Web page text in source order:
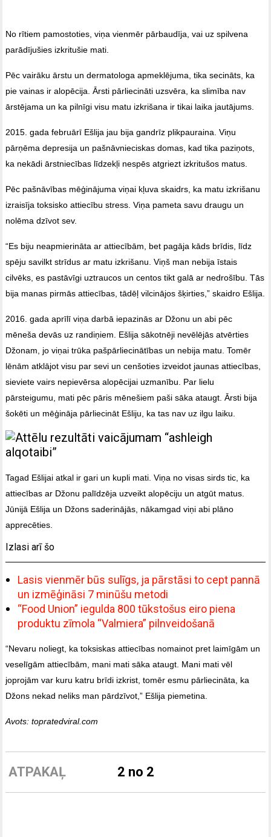
No rītiem pamostoties, viņa vienmēr pārbaudīja, vai uz spilvena
parādījušies izkritušie mati.
Pēc vairāku ārstu un dermatologa apmeklējuma, tika secināts, ka
pie vainas ir alopēcija. Ārsti pārliecināti uzsvēra, ka slimība nav
ārstējama un ka pilnīgi visu matu izkrišana ir tikai laika jautājums.
2015. gada februārī Ešlija jau bija gandrīz plikpauraina. Viņu
pārņēma depresija un pašnāvnieciskas domas, kad tika paziņots,
ka nekādi ārstniecības līdzekļi nespēs atgriezt izkritušos matus.
Pēc pašnāvības mēģinājuma viņai kļuva skaidrs, ka matu izkrišanu
izraisīja toksisko attiecību stress. Viņa pameta savu draugu un
nolēma dzīvot sev.
“Es biju neapmierināta ar attiecībām, bet pagāja kāds brīdis, līdz
spēju savilkt strīdus ar matu izkrišanu. Viņš man nebija īstais
cilvēks, es pastāvīgi uztraucos un centos tikt galā ar nedrošību. Tās
bija manas pirmās attiecības, tādēļ vilcinājos šķirties,” skaidro Ešlija.
2016. gada aprīlī viņa darbā iepazinās ar Džonu un abi pēc
mēneša devās uz randiņiem. Ešlija sākotnēji nevēlējās atvērties
Džonam, jo viņai trūka pašpārliecinātības un nebija matu. Tomēr
lēnām atklājot visu par sevi un cenšoties izveidot jaunas attiecības,
sieviete vairs nepievērsa alopēcijai uzmanību. Par lielu
pārsteigumu, mati pēc pāris mēnešiem paši sāka ataugt. Ārsti bija
šokēti un mēģināja pārliecināt Ešliju, ka tas nav uz ilgu laiku.
Tagad Ešlijai atkal ir gari un kupli mati. Viņa no visas sirds tic, ka
attiecības ar Džonu palīdzēja uzveikt alopēciju un atgūt matus.
Jūnijā Ešlija un Džons saderinājās, nākamgad viņi abi plāno
apprecēties.
Izlasi arī šo
Lasis vienmēr būs sulīgs, ja pārstāsi to cept pannā
un izmēģināsi 7 minūšu metodi
“Food Union” iegulda 800 tūkstošus eiro piena
produktu zīmola “Valmiera” pilnveidošanā
“Nevaru noliegt, ka toksiskas attiecības nomainot pret laimīgām un
veselīgām attiecībām, mani mati sāka ataugt. Mani mati vēl
joprojām var kuru katru brīdi izkrist, tomēr esmu pārliecināta, ka
Džons nekad neliks man pārdzīvot,” Ešlija piemetina.
Avots: topratedviral.com
ATPAKAĻ 2 no 2